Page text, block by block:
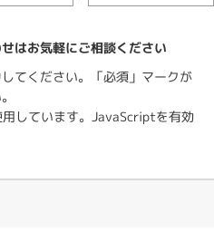
はお気軽にご相談ください
てください。「必須」マークが
しています。JavaScriptを有効